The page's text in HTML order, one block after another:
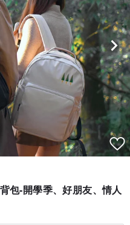
包-開學季、好朋友、情人